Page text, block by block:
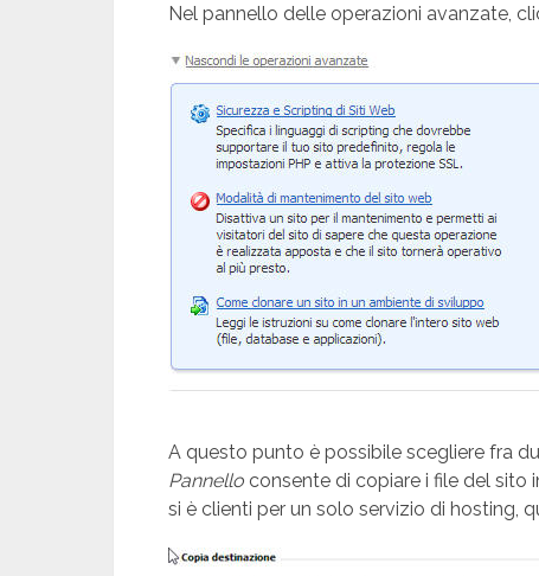
Nel pannello delle operazioni avanzate,
A questo punto è possibile scegliere fra
Pannello consente di copiare i file del sito
si è clienti per un solo servizio di hosting,